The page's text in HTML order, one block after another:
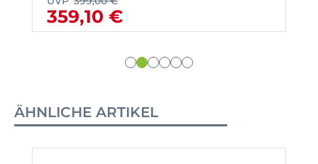
359,10 €
ÄHNLICHE ARTIKEL